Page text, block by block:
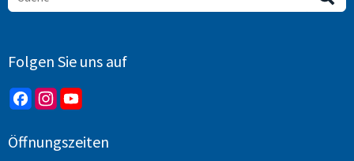
Folgen Sie uns auf
Öffnungszeiten